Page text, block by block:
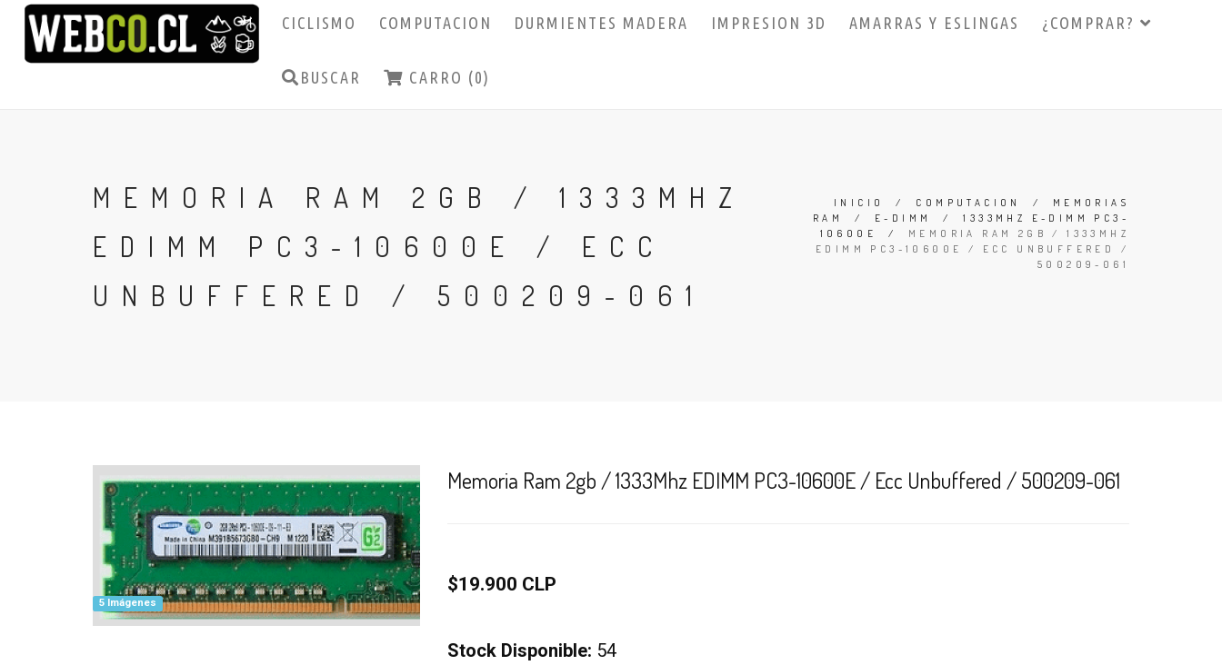
CICLISMO COMPUTACION DURMIENTES MADERA IMPRESION 3D AMARRAS Y ESLINGAS ¿COMPRAR?
BUSCAR CARRO (0)
MEMORIA RAM 2GB / 1333MHZ
EDIMM PC3-10600E / ECC
UNBUFFERED / 500209-061
INICIO / COMPUTACION / MEMORIAS
RAM
/ E-DIMM /1333MHZ E-DIMM PC3-
10600E
/ MEMORIA RAM 2GB / 1333MHZ
EDIMM PC3-10600E / ECC UNBUFFERED /
500209-061
5 Imágenes
Memoria Ram 2gb / 1333Mhz EDIMM PC3-10600E / Ecc Unbuffered / 500209-061
$19.900 CLP
Stock Disponible: 54